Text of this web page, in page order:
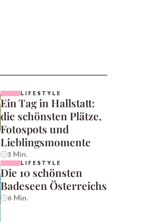
LIFESTYLE
Ein Tag in Hallstatt:
die schönsten Plätze,
Fotospots und
Lieblingsmomente
3 Min.
LIFESTYLE
Die 10 schönsten
Badeseen Österreichs
6 Min.